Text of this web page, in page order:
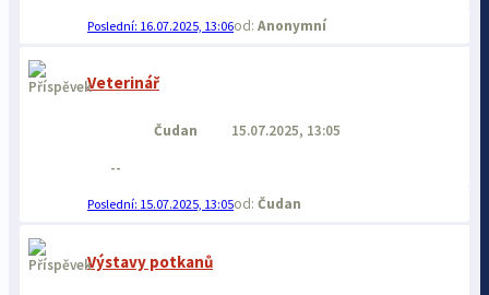
16.07.2025, 13:06 Anonymní
Veterinář
Čudan
15.07.2025, 13:05
--
15.07.2025, 13:05 Čudan
Výstavy potkanů